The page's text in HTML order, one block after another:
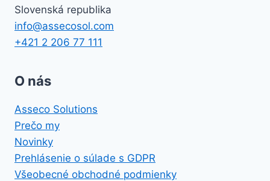
Slovenská republika
info@assecosol.com
+421 2 206 77 111
O nás
Asseco Solutions
Prečo my
Novinky
Prehlásenie o súlade s GDPR
Všeobecné obchodné podmienky